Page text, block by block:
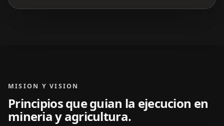
MISION Y VISION
Principios que guian la ejecucion en
mineria y agricultura.